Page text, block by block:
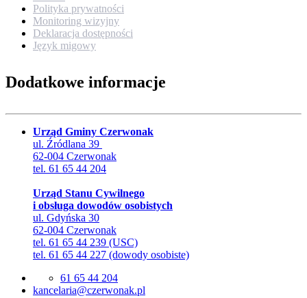
Polityka prywatności
Monitoring wizyjny
Deklaracja dostępności
Język migowy
Dodatkowe informacje
Urząd Gminy Czerwonak
ul. Źródlana 39
62-004 Czerwonak
tel. 61 65 44 204
Urząd Stanu Cywilnego
i obsługa dowodów osobistych
ul. Gdyńska 30
62-004 Czerwonak
tel. 61 65 44 239 (USC)
tel. 61 65 44 227 (dowody osobiste)
61 65 44 204
lp.kanowrezc@airalecnak